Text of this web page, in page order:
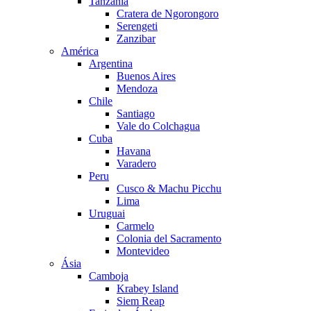
Cratera de Ngorongoro
Serengeti
Zanzibar
América
Argentina
Buenos Aires
Mendoza
Chile
Santiago
Vale do Colchagua
Cuba
Havana
Varadero
Peru
Cusco & Machu Picchu
Lima
Uruguai
Carmelo
Colonia del Sacramento
Montevideo
Ásia
Camboja
Krabey Island
Siem Reap